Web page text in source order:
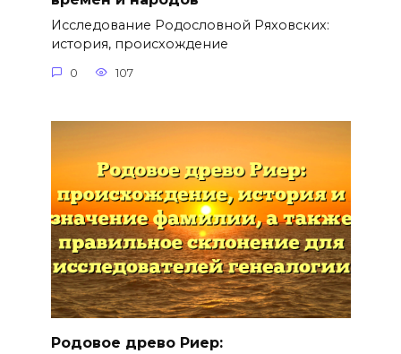
Исследование Родословной Ряховских:
история, происхождение
0 107
Родовое древо Риер: